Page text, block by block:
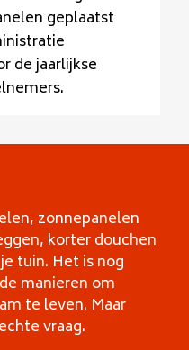
geplaatst
de jaarlijkse
zonnepanelen
korter douchen
tuin. Het is nog
manieren om
te leven. Maar
vraag.